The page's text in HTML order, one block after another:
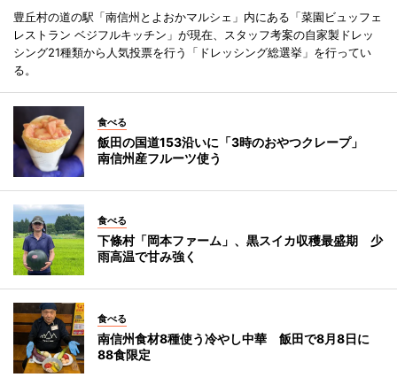
豊丘村の道の駅「南信州とよおかマルシェ」内にある「菜園ビュッフェ
レストラン ベジフルキッチン」が現在、スタッフ考案の自家製ドレッ
シング21種類から人気投票を行う「ドレッシング総選挙」を行ってい
る。
食べる
飯田の国道153沿いに「3時のおやつクレープ」
南信州産フルーツ使う
食べる
下條村「岡本ファーム」、黒スイカ収穫最盛期 少
雨高温で甘み強く
食べる
南信州食材8種使う冷やし中華 飯田で8月8日に
88食限定